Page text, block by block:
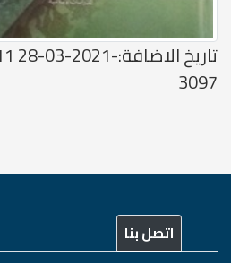
3097
اتصل بنا